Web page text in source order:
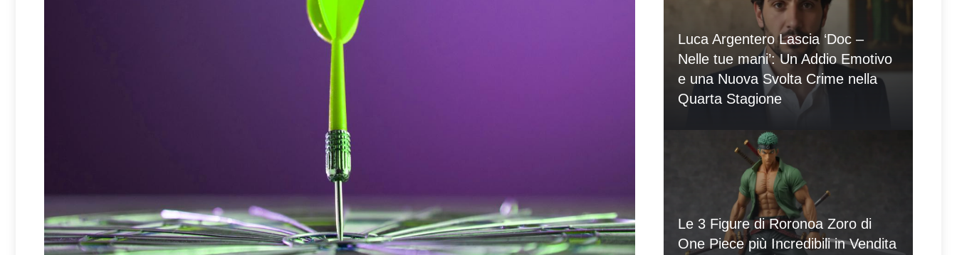
Luca Argentero Lascia ‘Doc –
Nelle tue mani’: Un Addio Emotivo
e una Nuova Svolta Crime nella
Quarta Stagione
Le 3 Figure di Roronoa Zoro di
One Piece più Incredibili in Vendita